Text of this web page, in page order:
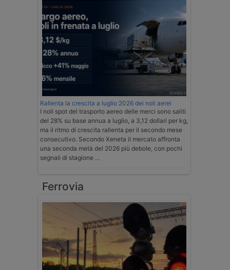
Rallenta la crescita a luglio 2026 dei noli aerei
I noli spot del trasporto aereo delle merci sono saliti
del 28% su base annua a luglio, a 3,12 dollari per kg,
ma il ritmo di crescita rallenta per il secondo mese
consecutivo. Secondo Xeneta il mercato affronta
una seconda metà del 2026 più debole, con pochi
segnali di stagione …
Ferrovia